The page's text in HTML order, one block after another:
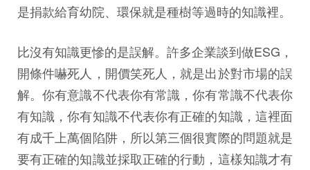
是捐款給育幼院、環保就是種樹等過時的知識裡。
比沒有知識更慘的是誤解。許多企業談到做ESG，
開條件嚇死人，開價笑死人，就是出於對市場的誤
解。你有意識不代表你有常識，你有常識不代表你
有知識，你有知識不代表你有正確的知識，這裡面
有成千上萬個陷阱，所以第三個很實際的問題就是
要有正確的知識並採取正確的行動，這樣知識才有